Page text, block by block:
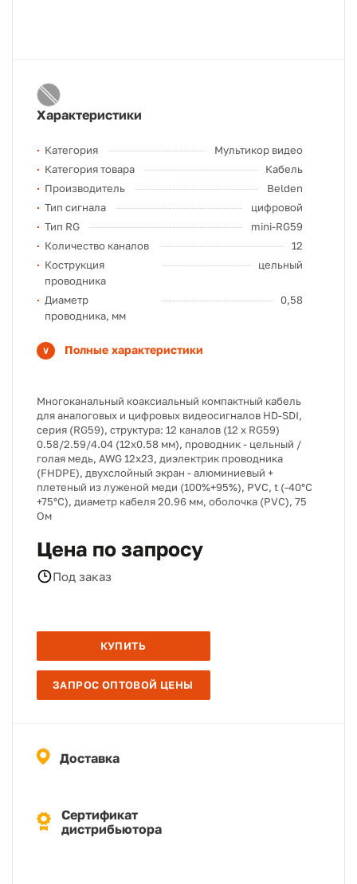
Характеристики
Категория
Мультикор видео
Категория товара
Кабель
Производитель
Belden
Тип сигнала
цифровой
Тип RG
mini-RG59
Количество каналов
12
Кострукция
проводника
цельный
Диаметр
проводника, мм
0,58
Полные характеристики
Многоканальный коаксиальный компактный кабель
для аналоговых и цифровых видеосигналов HD-SDI,
серия (RG59), структура: 12 каналов (12 х RG59)
0.58/2.59/4.04 (12х0.58 мм), проводник - цельный /
голая медь, AWG 12х23, диэлектрик проводника
(FHDPE), двухслойный экран - алюминиевый +
плетеный из луженой меди (100%+95%), PVC, t (-40°C
+75°C), диаметр кабеля 20.96 мм, оболочка (PVC), 75
Ом
Цена по запросу
Под заказ
КУПИТЬ
ЗАПРОС ОПТОВОЙ ЦЕНЫ
Доставка
Сертификат
дистрибьютора